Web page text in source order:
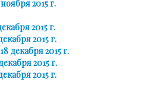
2015 г.
2015 г.
2015 г.
декабря 2015 г.
2015 г.
2015 г.